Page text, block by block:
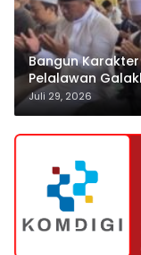
Bangun
Pelalawan
Juli 29, 2026